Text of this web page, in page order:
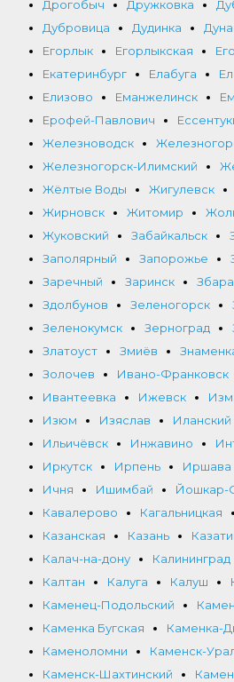
Дрогобыч Дружковка
Дубровица
Дудинка
Егорлык
Егорлыкская
Екатеринбург
Елабуга
Елизово
Еманжелинск
Ерофей-Павлович
Железноводск
Железногорск-Илимский
Жёлтые Воды
Жигулевск
Жирновск
Житомир
Жуковский
Забайкальск
Заполярный
Запорожье
Заречный
Заринск
Здолбунов
Зеленогорск
Зеленокумск
Зерноград
Златоуст
Змиёв
Золочев
Ивано-Франковск
Ивантеевка
Ижевск
Изюм
Изяслав Иланский
Ильичёвск
Инжавино
Иркутск
Ирпень Иршава
Ичня
Ишимбай Йошкар-
Кавалерово
Кагальницкая
Казанская
Казань
Калач-на-дону
Калининград
Калтан
Калуга Калуш
Каменец-Подольский
Каменка Бугская
Каменка-
Каменоломни
Каменск-
Каменск-Шахтинский